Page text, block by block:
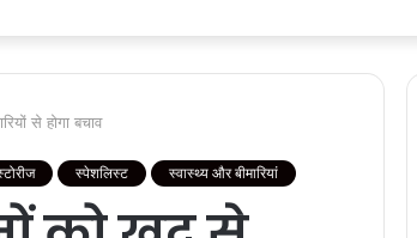
से होगा बचाव
स्पेशलिस्ट स्वास्थ्य और बीमारियां